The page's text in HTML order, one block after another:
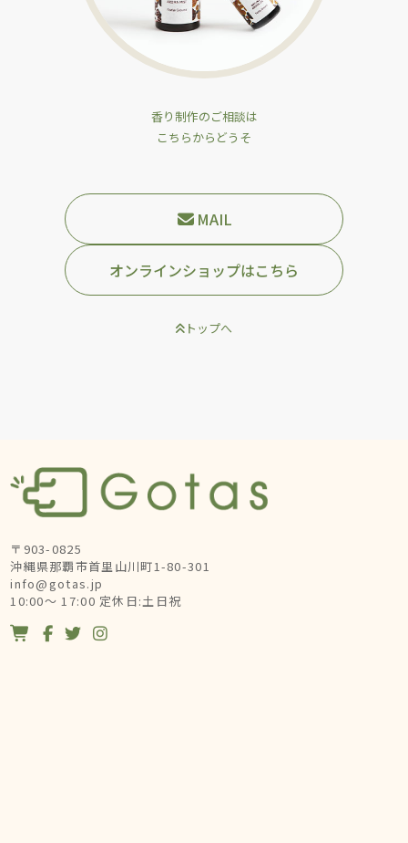
香り制作のご相談は
こちらからどうそ
MAIL
オンラインショップはこちら
トップへ
〒903-0825
沖縄県那覇市首里山川町1-80-301
info@gotas.jp
10:00～ 17:00 定休日:土日祝
   